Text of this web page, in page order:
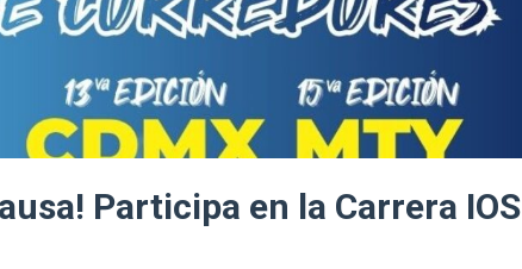
Participa en la Carrera IOS